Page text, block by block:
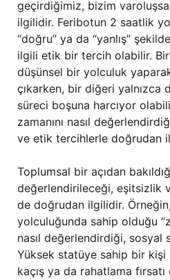
geçirdiğimiz, bizim
ilgilidir. Feribotun 2 saatlik
“doğru” ya da “yanlış”
ilgili etik bir tercih olabilir. Bir
düşünsel bir yolculuk
çıkarken, bir diğeri yalnızca
süreci boşuna harcıyor
zamanını nasıl
ve etik tercihlerle doğrudan
Toplumsal bir açıdan
değerlendirileceği, eşitsizlik
de doğrudan ilgilidir.
yolculuğunda sahip olduğu
nasıl değerlendirdiği, sosyal
Yüksek statüye sahip bir
kaçış ya da rahatlama